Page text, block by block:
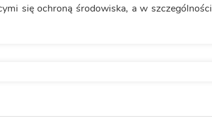
się ochroną środowiska, a w szczególności